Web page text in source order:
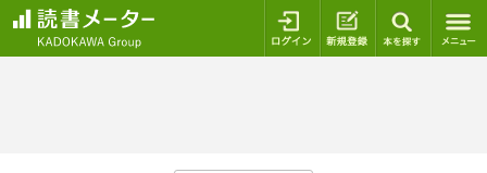
ログイン 新規登録